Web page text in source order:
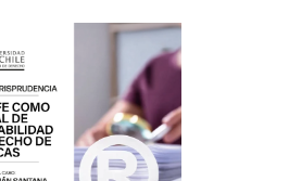
Estudiantes